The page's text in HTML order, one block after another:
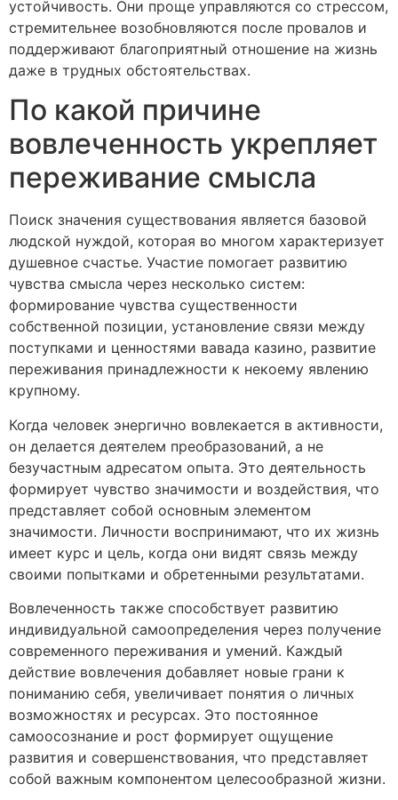
устойчивость. Они проще управляются со стрессом,
стремительнее возобновляются после провалов и
поддерживают благоприятный отношение на жизнь
даже в трудных обстоятельствах.
По какой причине
вовлеченность укрепляет
переживание смысла
Поиск значения существования является базовой
людской нуждой, которая во многом характеризует
душевное счастье. Участие помогает развитию
чувства смысла через несколько систем:
формирование чувства существенности
собственной позиции, установление связи между
поступками и ценностями вавада казино, развитие
переживания принадлежности к некоему явлению
крупному.
Когда человек энергично вовлекается в активности,
он делается деятелем преобразований, а не
безучастным адресатом опыта. Это деятельность
формирует чувство значимости и воздействия, что
представляет собой основным элементом
значимости. Личности воспринимают, что их жизнь
имеет курс и цель, когда они видят связь между
своими попытками и обретенными результатами.
Вовлеченность также способствует развитию
индивидуальной самоопределения через получение
современного переживания и умений. Каждый
действие вовлечения добавляет новые грани к
пониманию себя, увеличивает понятия о личных
возможностях и ресурсах. Это постоянное
самоосознание и рост формирует ощущение
развития и совершенствования, что представляет
собой важным компонентом целесообразной жизни.